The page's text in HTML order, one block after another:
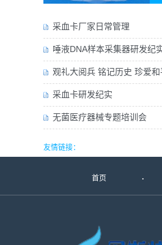
采血卡厂家日常管理
唾液DNA样本采集器研发纪
观礼大阅兵 铭记历史 珍爱和
采血卡研发纪实
无菌医疗器械专题培训会
友情链接：
首页